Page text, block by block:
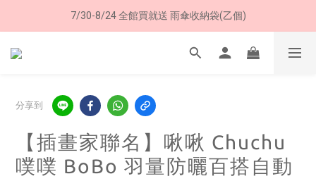
8/8 父親節限定 超商取貨免運費
7/30-8/24 全館買就送 雨傘收納袋(乙個)
8/8 父親節限定 超商取貨免運費
分享到
【插畫家聯名】啾啾 Chuchu
噗噗 BoBo 羽量防曬百搭自動